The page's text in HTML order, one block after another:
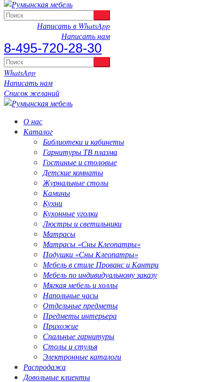
Написать в WhatsApp
Написать нам
‎8-495-720-28-30
WhatsApp
Написать нам
Список желаний
О нас
Каталог
Библиотеки и кабинеты
Гарнитуры ТВ плазма
Гостиные и столовые
Детские комнаты
Журнальные столы
Камины
Кухни
Кухонные уголки
Люстры и светильники
Матрасы
Матрасы «Сны Клеопатры»
Подушки «Сны Клеопатры»
Мебель в стиле Прованс и Кантри
Мебель по индивидуальному заказу
Мягкая мебель и холлы
Напольные часы
Отдельные предметы
Предметы интерьера
Прихожие
Спальные гарнитуры
Столы и стулья
Электронные каталоги
Распродажа
Довольные клиенты